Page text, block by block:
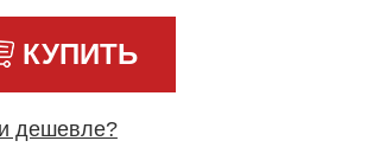
КУПИТЬ
дешевле?